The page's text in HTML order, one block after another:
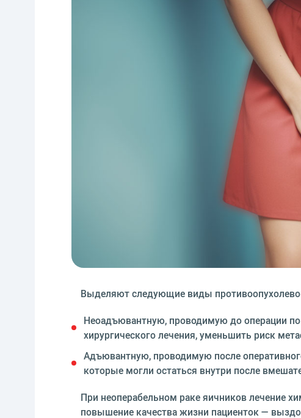
Выделяют следующие виды
Неоадъювантную, проводимую до операции
хирургического лечения, уменьшить риск
Адъювантную, проводимую после
которые могли остаться внутри после
При неоперабельном раке яичников лечение
повышение качества жизни пациенток —